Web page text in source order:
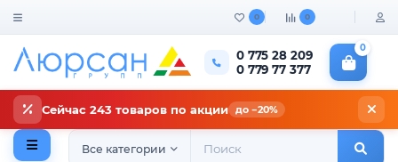
0 0
0 775 28 209
0 779 77 377
0
Сейчас 243 товаров по акции до −20%
Все категории